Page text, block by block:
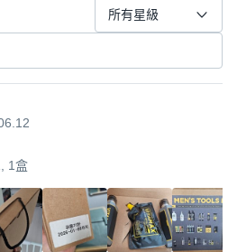
所有星級
1盒